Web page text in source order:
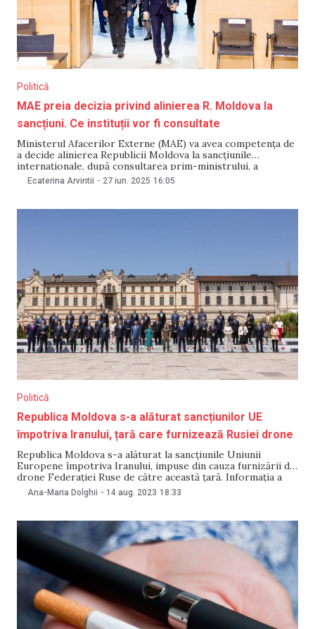
Politică
MAE preia decizia privind alinierea R. Moldova la
sancțiuni. Ce instituții vor fi consultate
Ministerul Afacerilor Externe (MAE) va avea competența de
a decide alinierea Republicii Moldova la sancțiunile
internaționale, după consultarea prim-ministrului, a
autorităților și instituțiilor publice relevante. În caz de
adoptarea deciziei finale. Prevederea este inclusă într-un
Ecaterina Arvintii - 27 iun. 2025 16:05
Politică
Republica Moldova s-a alăturat sancțiunilor UE
împotriva Iranului, țară care furnizează Rusiei drone
Republica Moldova s-a alăturat la sancțiunile Uniunii
Europene împotriva Iranului, impuse din cauza furnizării de
drone Federației Ruse de către această țară. Informația a
fost confirmată, pe 14 august, de către Ministerul Afacerilor
Externe și Integrării Europene (MAEIE) și Consiliul
Ana-Maria Dolghii - 14 aug. 2023 18:33